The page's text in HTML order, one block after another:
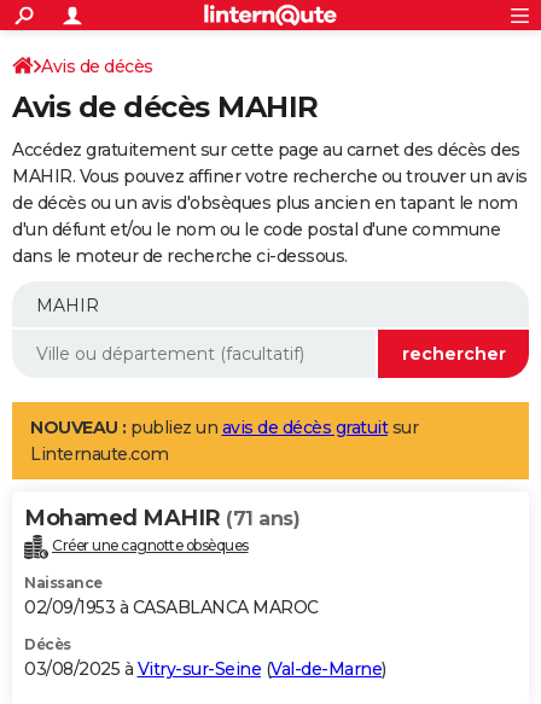
ACTUALITÉS
Politique
Société
Faits Divers
Education
Monde
Villes
+
SPORT
Coupe du monde 2026
Football
Tennis
Cyclisme
Rugby
Forum
Programme TV
TNT
Streaming
Cinéma
Sorties cinéma
Musique
+
FINANCE
Retraite
Impôts
Epargne
Immobilier
Risques naturels par ville
Banque
Assurance
Crédit
AUTO
Essais
Réserver un essai
Citadines
Berlines
SUV
Forum auto
+
Mobiles
Meilleur smartphone
Internet
Ordinateurs
Jeux vidéo
Guide high-tech
Aménagement intérieur
LIFESTYLE
Art de vivre
Bien-être
Loisirs
Mode
Modes de vie
Alimentation
Guide de la santé
Maladies
Médicaments
Sommeil
VOYAGE
Destinations
City break
Voyage nature
Voyage de noces
Forum
Climat
+PHOTO
GUIDES D'ACHAT
BONS PLANS
Avis de décès
Avis de décès MAHIR
Accédez gratuitement sur cette page au carnet des décès des
MAHIR. Vous pouvez affiner votre recherche ou trouver un avis
de décès ou un avis d'obsèques plus ancien en tapant le nom
d'un défunt et/ou le nom ou le code postal d'une commune
dans le moteur de recherche ci-dessous.
NOUVEAU : publiez un avis de décès gratuitsur
Linternaute.com
Mohamed MAHIR (71 ans)
Créer une cagnotte obsèques
Naissance
02/09/1953 à CASABLANCA MAROC
Décès
03/08/2025 à Vitry-sur-Seine (Val-de-Marne)